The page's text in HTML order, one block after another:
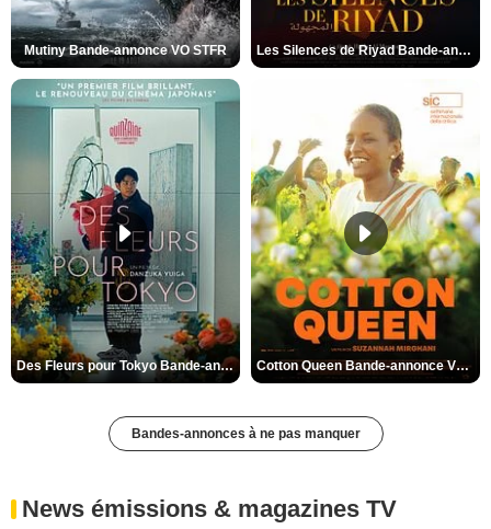
Mutiny Bande-annonce VO STFR Les Silences de Riyad Bande-annonce VO STFR
Des Fleurs pour Tokyo Bande-annonce VO STFR Cotton Queen Bande-annonce VO STFR
Bandes-annonces à ne pas manquer
News émissions & magazines TV